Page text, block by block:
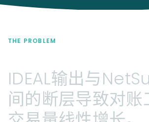
THE PROBLEM
IDEAL输出与
间的断层导致对账